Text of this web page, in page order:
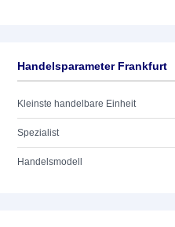
Handelsparameter Frankfurt
Kleinste handelbare Einheit
Spezialist
Handelsmodell